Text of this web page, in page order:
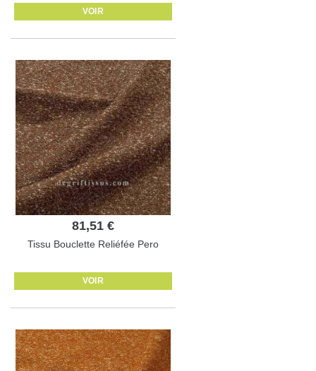
VOIR
81,51 €
Tissu Bouclette Reliéfée Pero
VOIR